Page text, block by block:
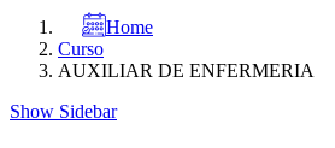
Home
Curso
AUXILIAR DE ENFERMERIA
Show Sidebar